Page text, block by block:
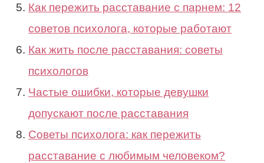
Как пережить расставание с парнем: 12
советов психолога, которые работают
Как жить после расставания: советы
психологов
Частые ошибки, которые девушки
допускают после расставания
Советы психолога: как пережить
расставание с любимым человеком?